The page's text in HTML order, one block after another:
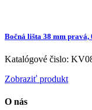
Bočná lišta 38 mm pravá,
Katalógové čislo:
Zobraziť produkt
O nás